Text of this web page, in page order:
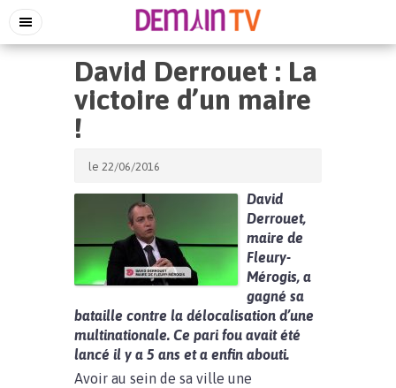
David Derrouet : La
victoire d’un maire
!
le 22/06/2016
David
Derrouet,
maire de
Fleury-
Mérogis, a
gagné sa
bataille contre la délocalisation d’une
multinationale. Ce pari fou avait été
lancé il y a 5 ans et a enfin abouti.
Avoir au sein de sa ville une